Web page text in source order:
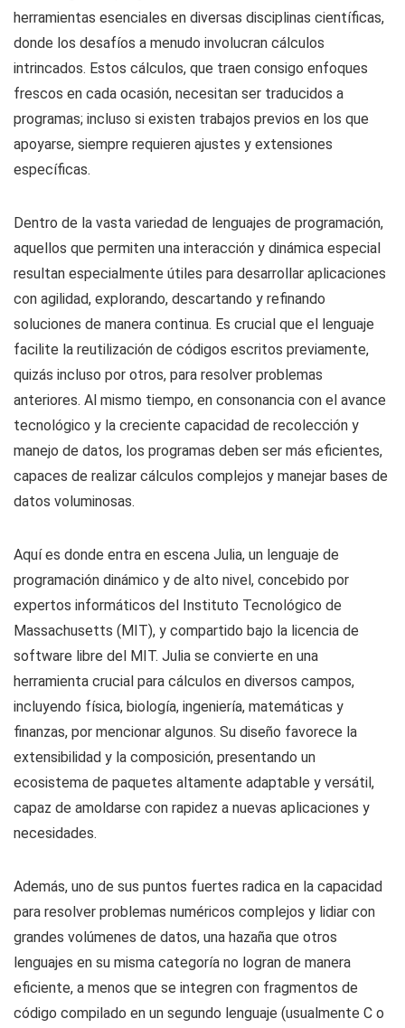
herramientas esenciales en diversas disciplinas científicas,
donde los desafíos a menudo involucran cálculos
intrincados. Estos cálculos, que traen consigo enfoques
frescos en cada ocasión, necesitan ser traducidos a
programas; incluso si existen trabajos previos en los que
apoyarse, siempre requieren ajustes y extensiones
específicas.
Dentro de la vasta variedad de lenguajes de programación,
aquellos que permiten una interacción y dinámica especial
resultan especialmente útiles para desarrollar aplicaciones
con agilidad, explorando, descartando y refinando
soluciones de manera continua. Es crucial que el lenguaje
facilite la reutilización de códigos escritos previamente,
quizás incluso por otros, para resolver problemas
anteriores. Al mismo tiempo, en consonancia con el avance
tecnológico y la creciente capacidad de recolección y
manejo de datos, los programas deben ser más eficientes,
capaces de realizar cálculos complejos y manejar bases de
datos voluminosas.
Aquí es donde entra en escena Julia, un lenguaje de
programación dinámico y de alto nivel, concebido por
expertos informáticos del Instituto Tecnológico de
Massachusetts (MIT), y compartido bajo la licencia de
software libre del MIT. Julia se convierte en una
herramienta crucial para cálculos en diversos campos,
incluyendo física, biología, ingeniería, matemáticas y
finanzas, por mencionar algunos. Su diseño favorece la
extensibilidad y la composición, presentando un
ecosistema de paquetes altamente adaptable y versátil,
capaz de amoldarse con rapidez a nuevas aplicaciones y
necesidades.
Además, uno de sus puntos fuertes radica en la capacidad
para resolver problemas numéricos complejos y lidiar con
grandes volúmenes de datos, una hazaña que otros
lenguajes en su misma categoría no logran de manera
eficiente, a menos que se integren con fragmentos de
código compilado en un segundo lenguaje (usualmente C o